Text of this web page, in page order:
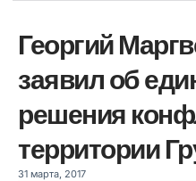
Георгий
заявил об
решения
территории
31 марта, 2017